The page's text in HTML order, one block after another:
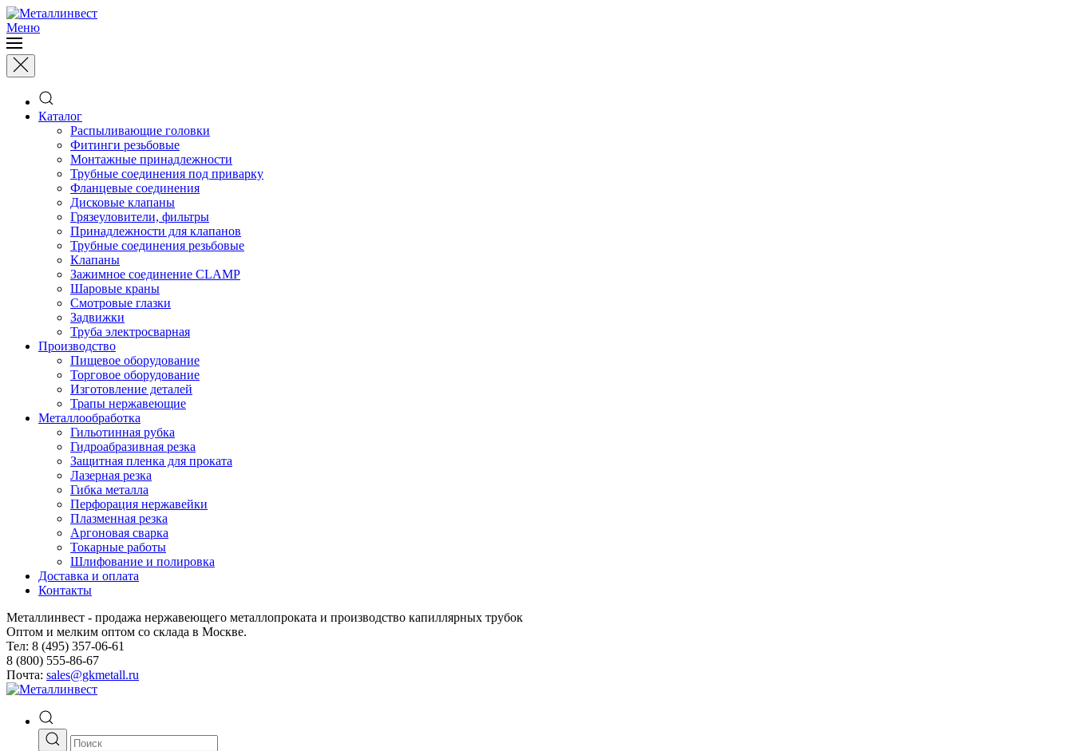
Меню
Каталог
Распыливающие головки
Фитинги резьбовые
Монтажные принадлежности
Трубные соединения под приварку
Фланцевые соединения
Дисковые клапаны
Грязеуловители, фильтры
Принадлежности для клапанов
Трубные соединения резьбовые
Клапаны
Зажимное соединение CLAMP
Шаровые краны
Смотровые глазки
Задвижки
Труба электросварная
Производство
Пищевое оборудование
Торговое оборудование
Изготовление деталей
Трапы нержавеющие
Металлообработка
Гильотинная рубка
Гидроабразивная резка
Защитная пленка для проката
Лазерная резка
Гибка металла
Перфорация нержавейки
Плазменная резка
Аргоновая сварка
Токарные работы
Шлифование и полировка
Доставка и оплата
Контакты
Металлинвест - продажа нержавеющего металлопроката и производство капиллярных трубок
Оптом и мелким оптом со склада в Москве.
Тел: 8 (495) 357-06-61
8 (800) 555-86-67
Почта: sales@gkmetall.ru